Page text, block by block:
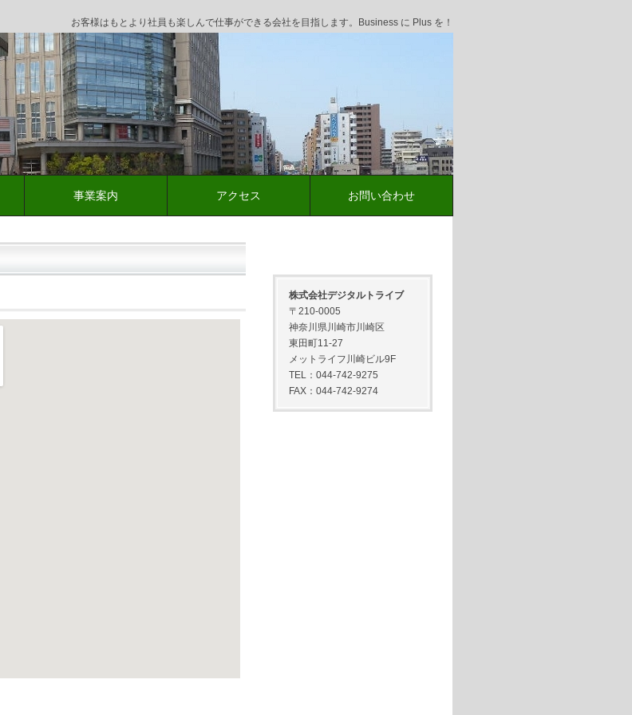
お客様はもとより社員も楽しんで仕事ができる会社を目指します。Business に Plus を！
事業案内 アクセス お問い合わせ
株式会社デジタルトライブ
〒210-0005
神奈川県川崎市川崎区
東田町11-27
メットライフ川崎ビル9F
TEL：044-742-9275
FAX：044-742-9274